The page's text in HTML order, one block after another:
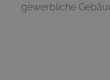
gewerbliche